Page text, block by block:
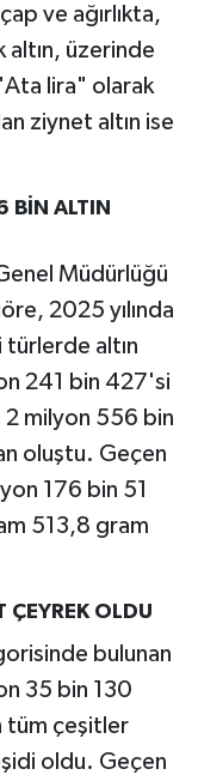
ve ağırlıkta,
altın, üzerinde
lira" olarak
ziynet altın ise
BİN ALTIN
Müdürlüğü
2025 yılında
altın
241 bin 427'si
2 milyon 556 bin
oluştu. Geçen
176 bin 51
513,8 gram
ÇEYREK OLDU
bulunan
35 bin 130
tüm çeşitler
oldu. Geçen